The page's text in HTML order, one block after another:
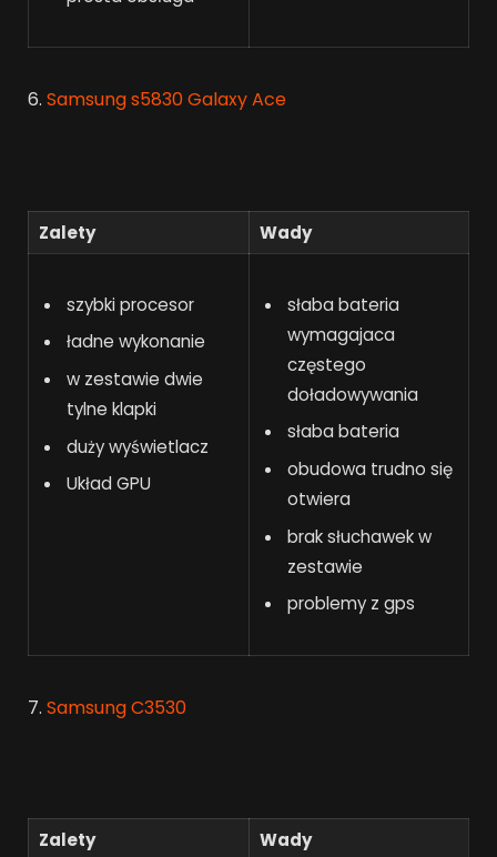
6. Samsung s5830 Galaxy Ace
Zalety Wady
szybki procesor
ładne wykonanie
w zestawie dwie
tylne klapki
duży wyświetlacz
Układ GPU
słaba bateria
wymagajaca
częstego
doładowywania
słaba bateria
obudowa trudno się
otwiera
brak słuchawek w
zestawie
problemy z gps
7. Samsung C3530
Zalety Wady